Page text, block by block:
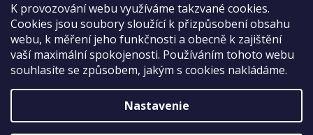
K provozování webu využíváme takzvané cookies.
Cookies jsou soubory sloužící k přizpůsobení obsahu
webu, k měření jeho funkčnosti a obecně k zajištění
vaší maximální spokojenosti. Používáním tohoto webu
souhlasíte se způsobem, jakým s cookies nakládáme.
Nastavenie
Vytvoril Shoptet